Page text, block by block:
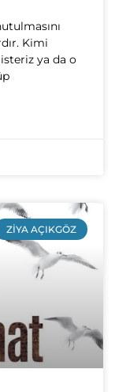
Kimi
ya da o
ZIYA AÇIKGÖZ